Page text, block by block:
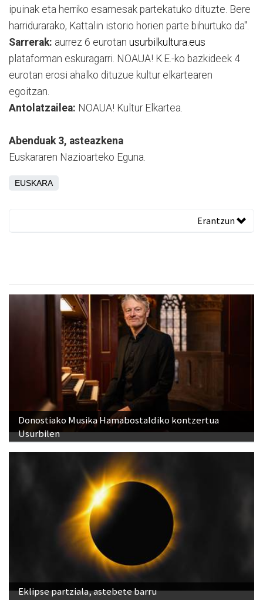
ipuinak eta herriko esamesak partekatuko dituzte. Bere
harridurarako, Kattalin istorio horien parte bihurtuko da".
Sarrerak: aurrez 6 eurotan usurbilkultura.eus
plataforman eskuragarri. NOAUA! K.E.-ko bazkideek 4
eurotan erosi ahalko dituzue kultur elkartearen
egoitzan.
Antolatzailea: NOAUA! Kultur Elkartea.
Abenduak 3, asteazkena
Euskararen Nazioarteko Eguna.
EUSKARA
Erantzun
Donostiako Musika Hamabostaldiko kontzertua
Usurbilen
Eklipse partziala, astebete barru